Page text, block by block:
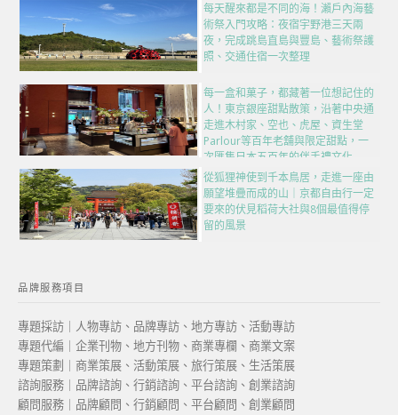
每天醒來都是不同的海！瀨戶內海藝
術祭入門攻略：夜宿宇野港三天兩
夜，完成跳島直島與豐島、藝術祭護
照、交通住宿一次整理
每一盒和菓子，都藏著一位想記住的
人！東京銀座甜點散策，沿著中央通
走進木村家、空也、虎屋、資生堂
Parlour等百年老舖與限定甜點，一
次匯集日本五百年的伴手禮文化
從狐狸神使到千本鳥居，走進一座由
願望堆疊而成的山｜京都自由行一定
要來的伏見稻荷大社與8個最值得停
留的風景
品牌服務項目
專題採訪｜人物專訪、品牌專訪、地方專訪、活動專訪
專題代編｜企業刊物、地方刊物、商業專欄、商業文案
專題策劃｜商業策展、活動策展、旅行策展、生活策展
諮詢服務｜品牌諮詢、行銷諮詢、平台諮詢、創業諮詢
顧問服務｜品牌顧問、行銷顧問、平台顧問、創業顧問